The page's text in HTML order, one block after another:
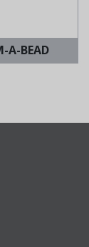
A-BEAD